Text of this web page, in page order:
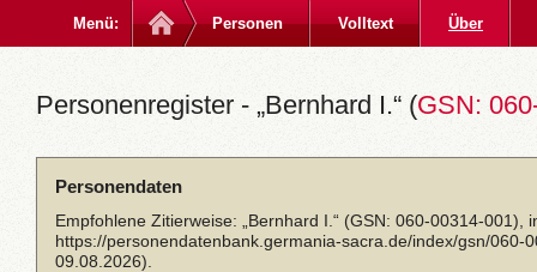
Menü: Personen Volltext Über
Personenregister - „Bernhard I.“ (GSN:
Personendaten
Empfohlene Zitierweise: „Bernhard I.“ (GSN: 060-00314-001),
https://personendatenbank.germania-sacra.de/index/gsn/060-
09.08.2026).